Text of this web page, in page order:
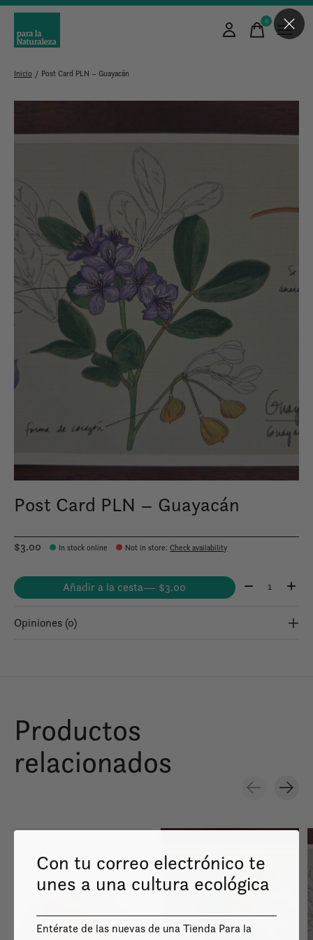
0items
Inicio / Post Card PLN – Guayacán
Post Card PLN – Guayacán
$3.00 In stock online Not in store:Check availability
Añadir a la cesta — $3.00 Cantidad:
Opiniones (0)
Productos
relacionados
Con tu correo electrónico te
unes a una cultura ecológica
Entérate de las nuevas de una Tienda Para la